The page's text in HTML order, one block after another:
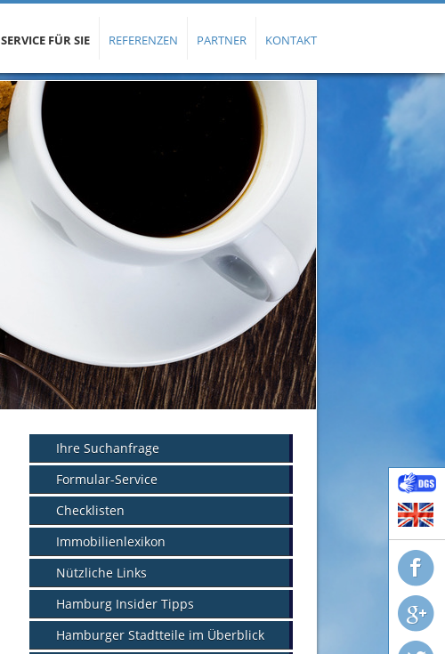
SERVICE FÜR SIE REFERENZEN PARTNER KONTAKT
Ihre Suchanfrage
Formular-Service
Checklisten
Immobilienlexikon
Nützliche Links
Hamburg Insider Tipps
Hamburger Stadtteile im Überblick